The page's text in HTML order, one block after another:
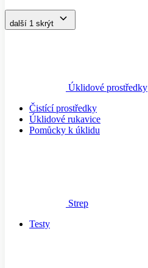
další 1 skrýt
Úklidové prostředky
Čistící prostředky
Úklidové rukavice
Pomůcky k úklidu
Strep
Testy